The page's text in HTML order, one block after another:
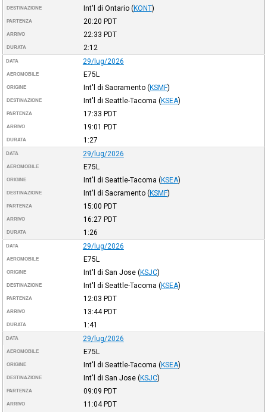
DESTINAZIONE Int'l di Ontario (KONT)
PARTENZA 20:20 PDT
ARRIVO 22:33 PDT
DURATA 2:12
DATA 29/lug/2026
AEROMOBILE E75L
ORIGINE Int'l di Sacramento (KSMF)
DESTINAZIONE Int'l di Seattle-Tacoma (KSEA)
PARTENZA 17:33 PDT
ARRIVO 19:01 PDT
DURATA 1:27
DATA 29/lug/2026
AEROMOBILE E75L
ORIGINE Int'l di Seattle-Tacoma (KSEA)
DESTINAZIONE Int'l di Sacramento (KSMF)
PARTENZA 15:00 PDT
ARRIVO 16:27 PDT
DURATA 1:26
DATA 29/lug/2026
AEROMOBILE E75L
ORIGINE Int'l di San Jose (KSJC)
DESTINAZIONE Int'l di Seattle-Tacoma (KSEA)
PARTENZA 12:03 PDT
ARRIVO 13:44PDT
DURATA 1:41
DATA 29/lug/2026
AEROMOBILE E75L
ORIGINE Int'l di Seattle-Tacoma (KSEA)
DESTINAZIONE Int'l di San Jose (KSJC)
PARTENZA 09:09 PDT
ARRIVO 11:04PDT